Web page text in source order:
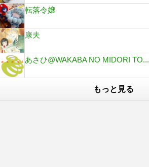
転落令嬢
康夫
あさひ@WAKABA NO MIDORI TO...
もっと見る